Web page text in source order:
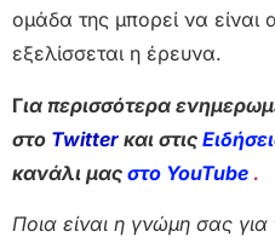
ομάδα της μπορεί να είναι
εξελίσσεται η έρευνα.
Για περισσότερα
στο Twitter και στις
κανάλι μας στο YouTube .
Ποια είναι η γνώμη σας για